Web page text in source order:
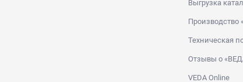
Выгрузка
Производство
Техническая
Отзывы о
VEDA Online